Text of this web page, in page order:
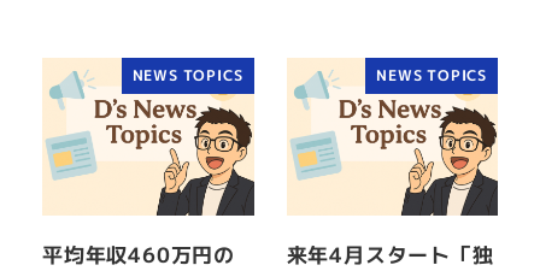
NEWS TOPICS
平均年収460万円の
NEWS TOPICS
来年4月スタート「独